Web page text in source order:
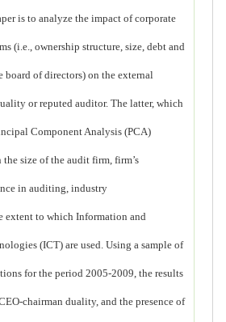
is to analyze the impact of corporate
(i.e., ownership structure, size, debt and
board of directors)on the external
or reputed auditor. The latter, which
Component Analysis (PCA)
the size of the audit firm, firm’s
in auditing, industry
extent to which Information and
(ICT) are used. Using a sample of
for the period 2005-2009, the results
chairman duality, and the presence of